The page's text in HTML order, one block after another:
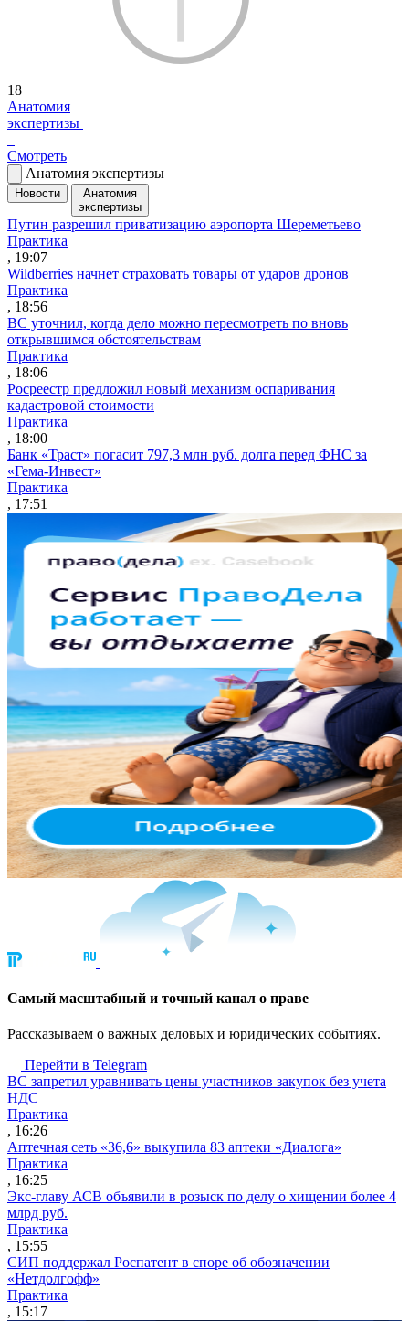
18+
Анатомия
экспертизы
Смотреть
Анатомия экспертизы
Новости
Анатомия
экспертизы
Путин разрешил приватизацию аэропорта Шереметьево
Практика
, 19:07
Wildberries начнет страховать товары от ударов дронов
Практика
, 18:56
ВС уточнил, когда дело можно пересмотреть по вновь
открывшимся обстоятельствам
Практика
, 18:06
Росреестр предложил новый механизм оспаривания
кадастровой стоимости
Практика
, 18:00
Банк «Траст» погасит 797,3 млн руб. долга перед ФНС за
«Гема-Инвест»
Практика
, 17:51
Cамый масштабный и точный канал о праве
Рассказываем о важных деловых и юридических событиях.
Перейти в Telegram
ВС запретил уравнивать цены участников закупок без учета
НДС
Практика
, 16:26
Аптечная сеть «36,6» выкупила 83 аптеки «Диалога»
Практика
, 16:25
Экс-главу АСВ объявили в розыск по делу о хищении более 4
млрд руб.
Практика
, 15:55
СИП поддержал Роспатент в споре об обозначении
«Нетдолгофф»
Практика
, 15:17